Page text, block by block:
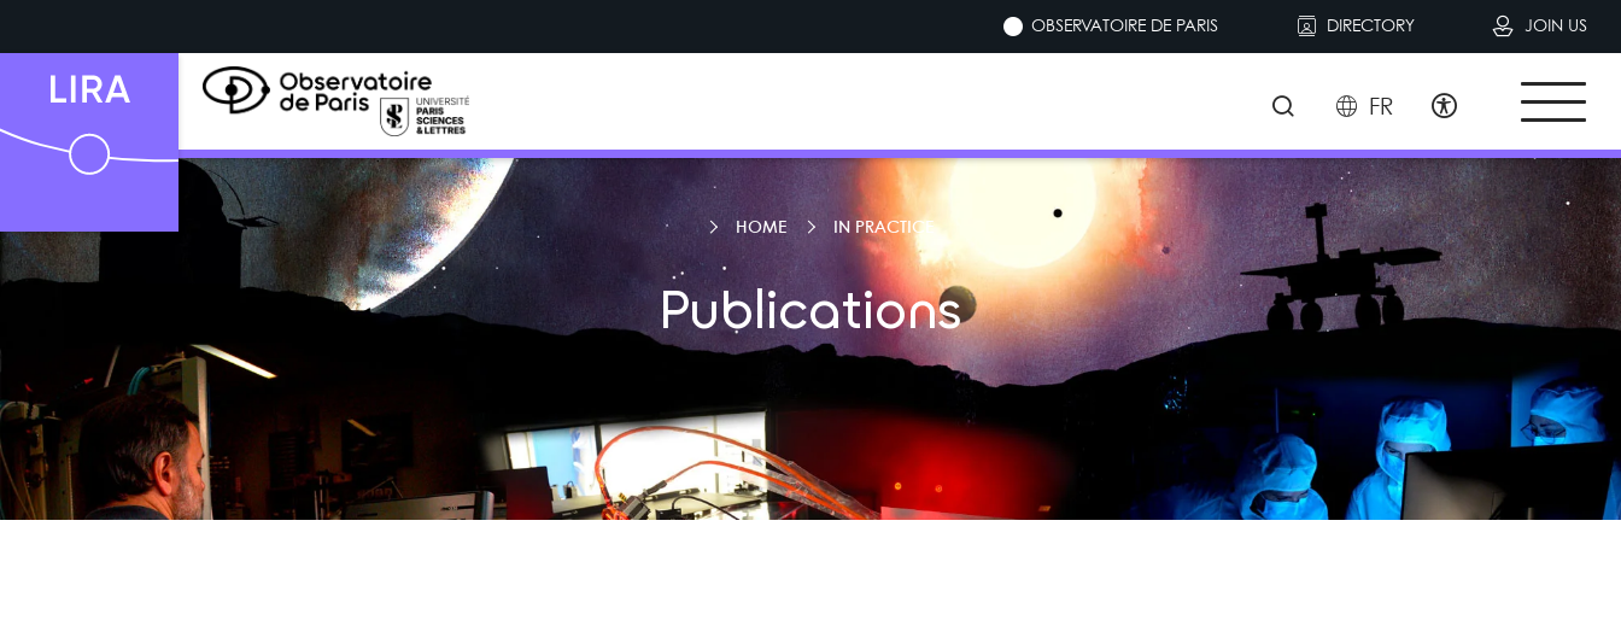
OBSERVATOIRE DE PARIS DIRECTORY JOIN US
FR
HOME IN PRACTICE
Publications